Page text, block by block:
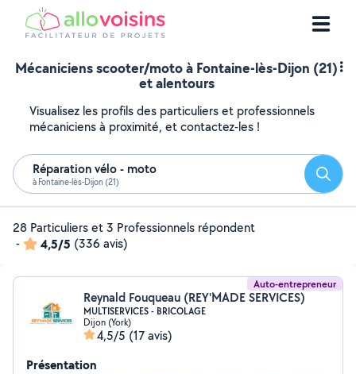
Mécaniciens scooter/moto à Fontaine-lès-Dijon (21)
et alentours
Visualisez les profils des particuliers et professionnels
mécaniciens à proximité, et contactez-les !
Réparation vélo - moto
à Fontaine-lès-Dijon (21)
28 Particuliers et 3 Professionnels répondent
-
4,5/5 (336 avis)
Auto-entrepreneur
Reynald Fouqueau (REY'MADE SERVICES)
MULTISERVICES - BRICOLAGE
Dijon (York)
4,5/5 (17 avis)
Présentation